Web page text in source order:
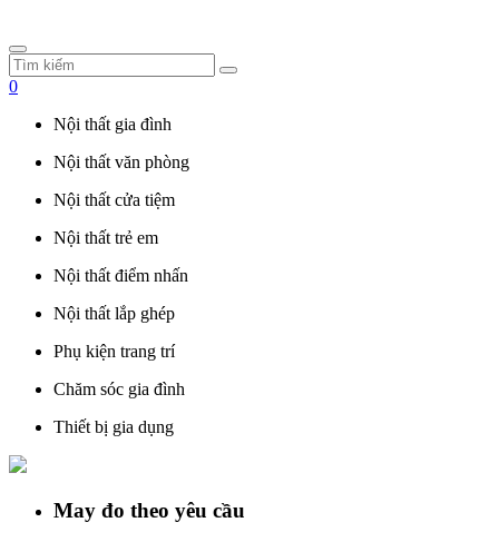
0
Nội thất gia đình
Nội thất văn phòng
Nội thất cửa tiệm
Nội thất trẻ em
Nội thất điểm nhấn
Nội thất lắp ghép
Phụ kiện trang trí
Chăm sóc gia đình
Thiết bị gia dụng
May đo theo yêu cầu